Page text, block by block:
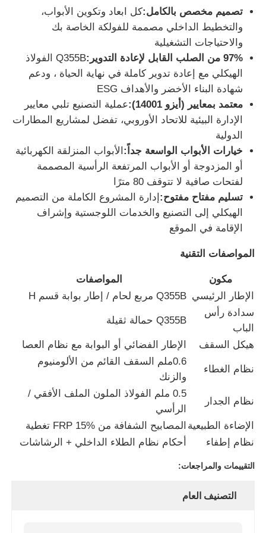
جولة في المعمل
ضبط الجودة
اتصل بنا
طلب اقتباس
منزل مصنوع من الفولاذ الخفيف
بناء الهيكل الصلب
ورشة الهياكل الفولاذية
مستودع الهيكل الصلب
بناء الصلب التجاري
الهياكل التعدينية
حراج طائرات بهيكل فولاذي
المواد الهيكلية من الصلب
تصميم مخصص بالكامل:كل ابعاد وتكوين الأبواب،
والتخطيط الداخلي مصممة للفولكة الخاصة بك
والاحتياجات التشغيلية
97% من الصلب القابل لإعادة التدوير:
Q355B الفولاذ
الهيكلي مع إعادة تدوير كاملة في نهاية الحياة ، ودعم
شهادة البناء الأخضر والأهداف ESG
معتمد بمعايير (أيزو 14001):
عملية التصنيع تلبي معايير
الإدارة البيئية للاتحاد الأوروبي، تفضل لمشاريع المطارات
الدولية
خيارات الأبواب الواسعة جداً: الأبواب المنزلقة الكهربائية
أو المزدوجة أو الأبواب المرتفعة الرأسية المصممة
لفتحات صافية لا تتوقف 80 مترًا
تسليم مفتاح مفتوح: إدارة المشروع الكاملة من التصميم
الهيكلي إلى التصنيع والخدمات اللوجستية وإشراف
الإقامة في الموقع
المواصفات التقنية
مكون
المواصفات
الإطار الرئيسي Q355B مربع لحام / إطار بوابة قسم H
سدادة رأس
الباب
Q355B حمالة ثقيلة
هيكل السقف الإطار الفضائي أو البوابة مع نظام العصا
نظام الغطاء
0.6ملم السقف القائم من الألومنيوم
والزنك
نظام الجدار
0.5 ملم الفولاذ الملون الملف الأفقي /
الرأسي
الإضاءة الطبيعية المصابيح الشفافة من FRP 15% تغطية
نظام إطفاء
أحكام نظام الطلاء الداخلي + الرشاشات
التقييمات والمراجعات:
التصنيف العام